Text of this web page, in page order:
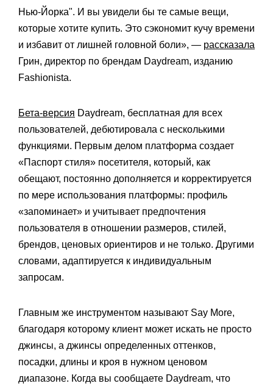
Нью-Йорка". И вы увидели бы те самые вещи,
которые хотите купить. Это сэкономит кучу времени
и избавит от лишней головной боли», — рассказала
Грин, директор по брендам Daydream, изданию
Fashionista.
Бета-версия Daydream, бесплатная для всех
пользователей, дебютировала с несколькими
функциями. Первым делом платформа создает
«Паспорт стиля» посетителя, который, как
обещают, постоянно дополняется и корректируется
по мере использования платформы: профиль
«запоминает» и учитывает предпочтения
пользователя в отношении размеров, стилей,
брендов, ценовых ориентиров и не только. Другими
словами, адаптируется к индивидуальным
запросам.
Главным же инструментом называют Say More,
благодаря которому клиент может искать не просто
джинсы, а джинсы определенных оттенков,
посадки, длины и кроя в нужном ценовом
диапазоне. Когда вы сообщаете Daydream, что